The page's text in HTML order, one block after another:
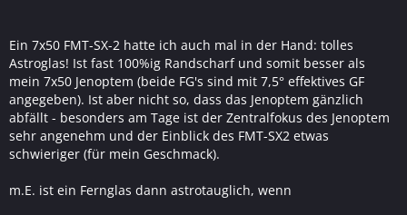
Ein 7x50 FMT-SX-2 hatte ich auch mal in der Hand: tolles
Astroglas! Ist fast 100%ig Randscharf und somit besser als
mein 7x50 Jenoptem (beide FG's sind mit 7,5° effektives GF
angegeben). Ist aber nicht so, dass das Jenoptem gänzlich
abfällt - besonders am Tage ist der Zentralfokus des Jenoptem
sehr angenehm und der Einblick des FMT-SX2 etwas
schwieriger (für mein Geschmack).
m.E. ist ein Fernglas dann astrotauglich, wenn